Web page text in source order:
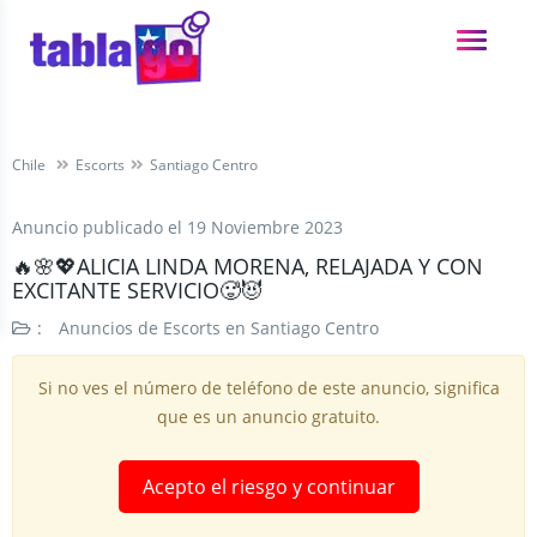
Chile Escorts Santiago Centro
Anuncio publicado el 19 Noviembre 2023
🔥🌸💖ALICIA LINDA MORENA, RELAJADA Y CON
EXCITANTE SERVICIO🥵😈
: Anuncios de Escorts en Santiago Centro
Si no ves el número de teléfono de este anuncio, significa
que es un anuncio gratuito.
Acepto el riesgo y continuar